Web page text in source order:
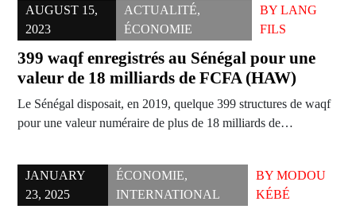
AUGUST 15,
2023
ACTUALITÉ,
ÉCONOMIE
BYLANG
FILS
399 waqf enregistrés au Sénégal pour une
valeur de 18 milliards de FCFA (HAW)
Le Sénégal disposait, en 2019, quelque 399 structures de waqf
pour une valeur numéraire de plus de 18 milliards de…
JANUARY
23, 2025
ÉCONOMIE,
INTERNATIONAL
BYMODOU
KÉBÉ